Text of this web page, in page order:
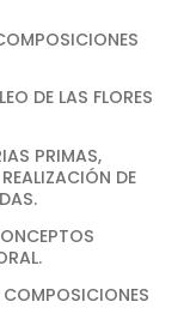
DE LAS FLORES
PRIMAS,
DE